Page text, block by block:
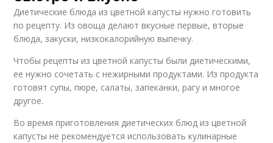
Диетические блюда из цветной капусты нужно готовить
по рецепту. Из овоща делают вкусные первые, вторые
блюда, закуски, низкокалорийную выпечку.
Чтобы рецепты из цветной капусты были диетическими,
ее нужно сочетать с нежирными продуктами. Из продукта
готовят супы, пюре, салаты, запеканки, рагу и многое
другое.
Во время приготовления диетических блюд из цветной
капусты не рекомендуется использовать кулинарные